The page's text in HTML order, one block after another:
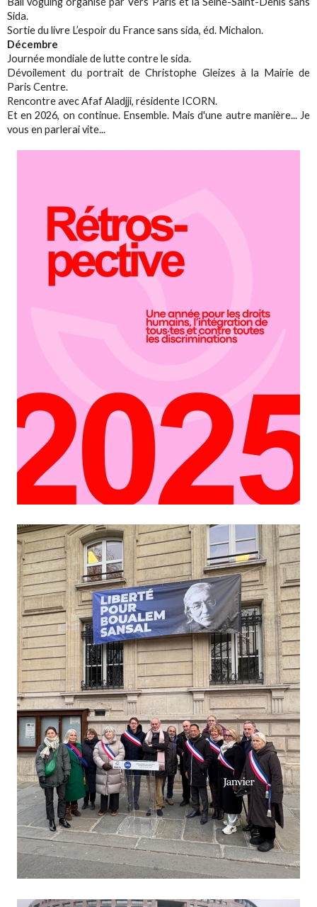
Sida.
Sortie du livre L’espoir du France sans sida, éd. Michalon.
Décembre
Journée mondiale de lutte contre le sida.
Dévoilement du portrait de Christophe Gleizes à la Mairie de
Paris Centre.
Rencontre avec Afaf Aladjji, résidente ICORN.
Et en 2026, on continue. Ensemble. Mais d'une autre manière... Je
vous en parlerai vite...